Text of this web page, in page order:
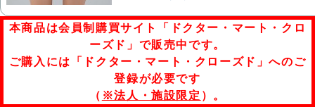
本商品は会員制購買サイト「ドクター・マート・クロ
ーズド」で販売中です。
ご購入には「ドクター・マート・クローズド」へのご
登録が必要です
（ ※法人・施設限定 ）。